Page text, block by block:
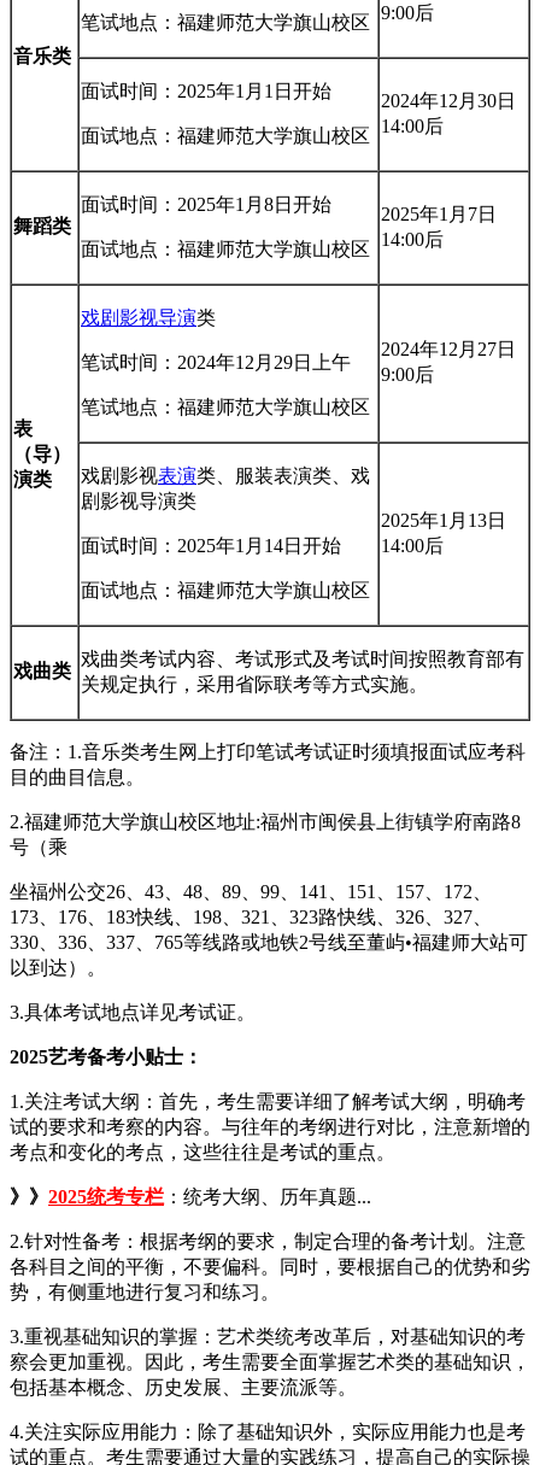
音乐类
笔试地点：福建师范大学旗山校区 9:00后
面试时间：2025年1月1日开始
面试地点：福建师范大学旗山校区
2024年12月30日
14:00后
舞蹈类
面试时间：2025年1月8日开始
面试地点：福建师范大学旗山校区
2025年1月7日
14:00后
表
（导）
演类
戏剧影视导演类
笔试时间：2024年12月29日上午
笔试地点：福建师范大学旗山校区
2024年12月27日
9:00后
戏剧影视表演类、服装表演类、戏
剧影视导演类
面试时间：2025年1月14日开始
面试地点：福建师范大学旗山校区
2025年1月13日
14:00后
戏曲类
戏曲类考试内容、考试形式及考试时间按照教育部有
关规定执行，采用省际联考等方式实施。
备注：1.音乐类考生网上打印笔试考试证时须填报面试应考科
目的曲目信息。
2.福建师范大学旗山校区地址:福州市闽侯县上街镇学府南路8
号（乘
坐福州公交26、43、48、89、99、141、151、157、172、
173、176、183快线、198、321、323路快线、326、327、
330、336、337、765等线路或地铁2号线至董屿•福建师大站可
以到达）。
3.具体考试地点详见考试证。
2025艺考备考小贴士：
1.关注考试大纲：首先，考生需要详细了解考试大纲，明确考
试的要求和考察的内容。与往年的考纲进行对比，注意新增的
考点和变化的考点，这些往往是考试的重点。
》》 2025统考专栏 ：统考大纲、历年真题...
2.针对性备考：根据考纲的要求，制定合理的备考计划。注意
各科目之间的平衡，不要偏科。同时，要根据自己的优势和劣
势，有侧重地进行复习和练习。
3.重视基础知识的掌握：艺术类统考改革后，对基础知识的考
察会更加重视。因此，考生需要全面掌握艺术类的基础知识，
包括基本概念、历史发展、主要流派等。
4.关注实际应用能力：除了基础知识外，实际应用能力也是考
试的重点。考生需要通过大量的实践练习，提高自己的实际操